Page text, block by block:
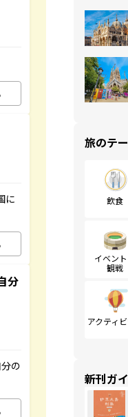
に
分
の
旅のテ
飲食
イベント
観戦
アクティ
新刊ガ